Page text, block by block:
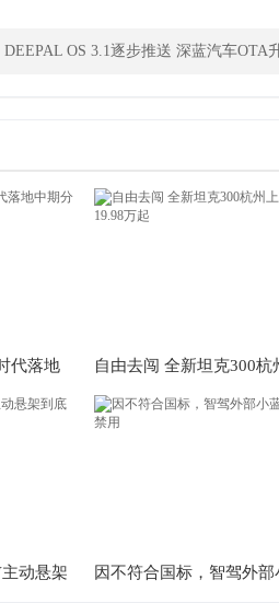
DEEPAL OS 3.1逐步推送 深蓝汽车OTA
代落地
自由去闯 全新坦克300杭
市售价19.98万起
动悬架
因不符合国标，智驾外部